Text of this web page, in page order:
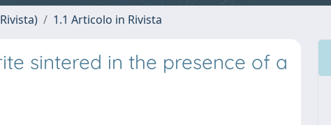
1.1 Articolo in Rivista
sintered in the presence of a